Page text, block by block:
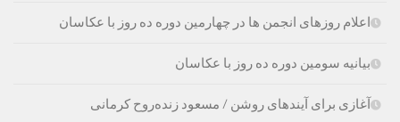
اعلام روزهای انجمن ها در چهارمین دوره ده روز با عکاسان
بیانیه سومین دوره ده روز با عکاسان
آغازی برای آینده‫ای روشن‬‬ / مسعود زنده‌‫روح کرمانی‬‬